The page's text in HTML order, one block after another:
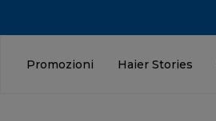
Promozioni Haier Stories